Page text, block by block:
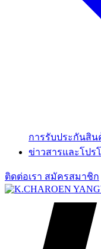
การรับประกันสิน
ข่าวสารและโปร
ติดต่อเรา สมัครสมาชิก